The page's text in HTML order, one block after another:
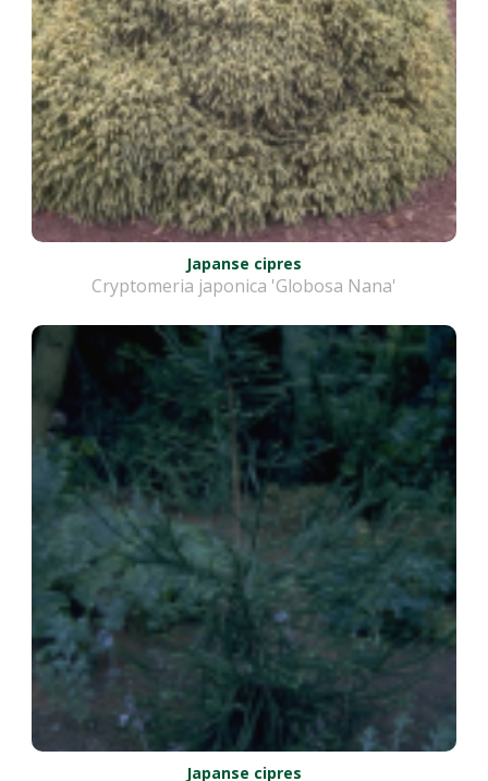
Japanse cipres
Cryptomeria japonica 'Globosa Nana'
Japanse cipres